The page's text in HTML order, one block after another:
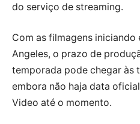
do serviço de streaming.
Com as filmagens iniciando
Angeles, o prazo de
temporada pode chegar às
embora não haja data
Video até o momento.